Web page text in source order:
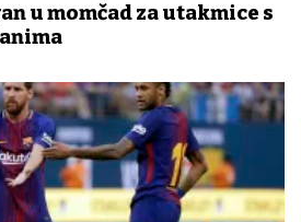
u momčad za utakmice s